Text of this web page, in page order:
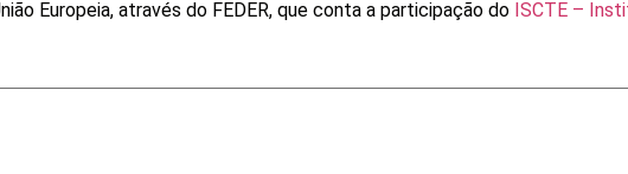
Europeia, através do FEDER, que conta a participação do ISCTE –